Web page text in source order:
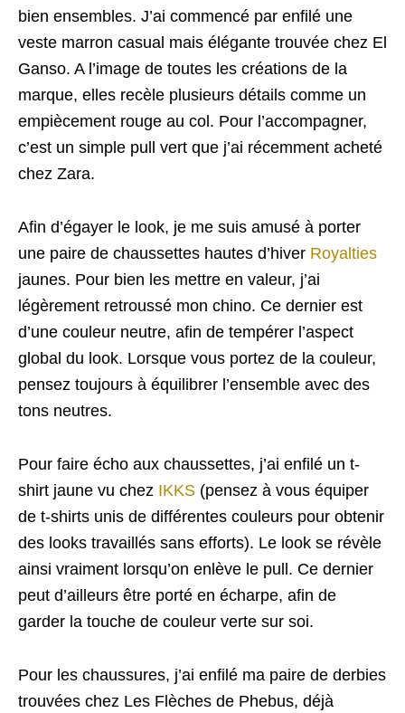
bien ensembles. J’ai commencé par enfilé une
veste marron casual mais élégante trouvée chez El
Ganso. A l’image de toutes les créations de la
marque, elles recèle plusieurs détails comme un
empiècement rouge au col. Pour l’accompagner,
c’est un simple pull vert que j’ai récemment acheté
chez Zara.
Afin d’égayer le look, je me suis amusé à porter
une paire de chaussettes hautes d’hiver Royalties
jaunes. Pour bien les mettre en valeur, j’ai
légèrement retroussé mon chino. Ce dernier est
d’une couleur neutre, afin de tempérer l’aspect
global du look. Lorsque vous portez de la couleur,
pensez toujours à équilibrer l’ensemble avec des
tons neutres.
Pour faire écho aux chaussettes, j’ai enfilé un t-
shirt jaune vu chez IKKS (pensez à vous équiper
de t-shirts unis de différentes couleurs pour obtenir
des looks travaillés sans efforts). Le look se révèle
ainsi vraiment lorsqu’on enlève le pull. Ce dernier
peut d’ailleurs être porté en écharpe, afin de
garder la touche de couleur verte sur soi.
Pour les chaussures, j’ai enfilé ma paire de derbies
trouvées chez Les Flèches de Phebus, déjà